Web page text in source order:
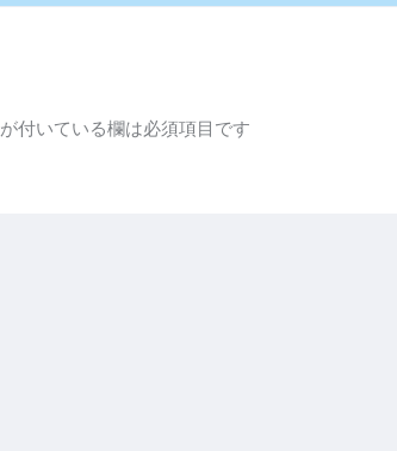
が付いている欄は必須項目です